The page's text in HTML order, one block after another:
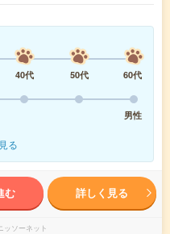
40代 50代
60代
男性
る
む 詳しく見る
ッソーネット